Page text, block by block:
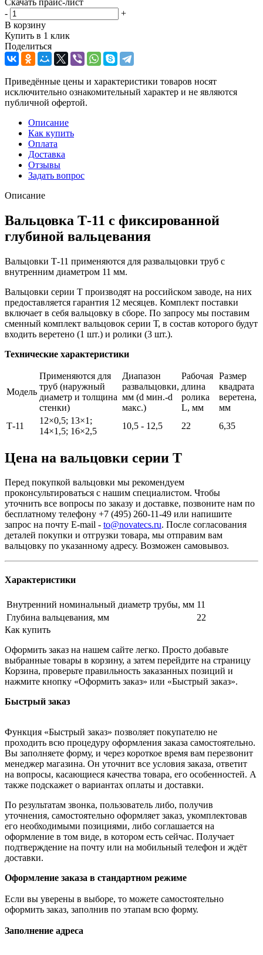
-
+
В корзину
Купить в 1 клик
Поделиться
Приведённые цены и характеристики товаров носят
исключительно ознакомительный характер и не являются
публичной офертой.
Описание
Как купить
Оплата
Доставка
Отзывы
Задать вопрос
Описание
Вальцовка Т-11 с фиксированной
глубиной вальцевания
Вальцовки Т-11 применяются для развальцовки труб с
внутренним диаметром 11 мм.
Вальцовки серии Т производят на российском заводе, на них
предоставляется гарантия 12 месяцев. Комплект поставки
включает в себя вальцовку в сборе. По запросу мы поставим
сменный комплект вальцовок серии Т, в состав которого будут
входить веретено (1 шт.) и ролики (3 шт.).
Технические характеристики
Модель
Применяются для
труб (наружный
диаметр и толщина
стенки)
Диапазон
развальцовки,
мм (d мин.-d
макс.)
Рабочая
длина
ролика
L, мм
Размер
квадрата
веретена,
мм
Т-11
12×0,5; 13×1;
14×1,5; 16×2,5
10,5 - 12,5 22 6,35
Цена на вальцовки серии Т
Перед покупкой вальцовки мы рекомендуем
проконсультироваться с нашим специалистом. Чтобы
уточнить все вопросы по заказу и доставке, позвоните нам по
бесплатному телефону +7 (495) 260-11-49 или напишите
запрос на почту E-mail - to@novatecs.ru. После согласования
деталей покупки и отгрузки товара, мы отправим вам
вальцовку по указанному адресу. Возможен самовывоз.
Характеристики
Внутренний номинальный диаметр трубы, мм 11
Глубина вальцевания, мм
22
Как купить
Оформить заказ на нашем сайте легко. Просто добавьте
выбранные товары в корзину, а затем перейдите на страницу
Корзина, проверьте правильность заказанных позиций и
нажмите кнопку «Оформить заказ» или «Быстрый заказ».
Быстрый заказ
Функция «Быстрый заказ» позволяет покупателю не
проходить всю процедуру оформления заказа самостоятельно.
Вы заполняете форму, и через короткое время вам перезвонит
менеджер магазина. Он уточнит все условия заказа, ответит
на вопросы, касающиеся качества товара, его особенностей. А
также подскажет о вариантах оплаты и доставки.
По результатам звонка, пользователь либо, получив
уточнения, самостоятельно оформляет заказ, укомплектовав
его необходимыми позициями, либо соглашается на
оформление в том виде, в котором есть сейчас. Получает
подтверждение на почту или на мобильный телефон и ждёт
доставки.
Оформление заказа в стандартном режиме
Если вы уверены в выборе, то можете самостоятельно
оформить заказ, заполнив по этапам всю форму.
Заполнение адреса